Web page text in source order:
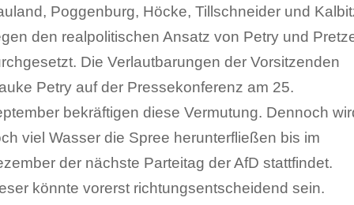
Poggenburg, Höcke, Tillschneider und
den realpolitischen Ansatz von Petry und
Die Verlautbarungen der Vorsitzenden
Petry auf der Pressekonferenz am 25.
bekräftigen diese Vermutung. Dennoch
viel Wasser die Spree herunterfließen bis im
der nächste Parteitag der AfD stattfindet.
könnte vorerst richtungsentscheidend sein.